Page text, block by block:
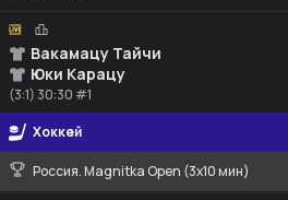
Вакамацу Тайчи
Юки Карацу
(3:1) 30:30 #1
Хоккей
Россия. Magnitka Open (3х10 мин)